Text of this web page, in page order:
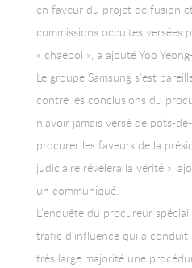
en faveur du projet de fusion
commissions occultes versées
« chaebol », a ajouté Yoo
Le groupe Samsung s’est
contre les conclusions du
n’avoir jamais versé de pots-
procurer les faveurs de la
judiciaire révélera la vérité »,
un communiqué.
L’enquête du procureur
trafic d’influence qui a
très large majorité une